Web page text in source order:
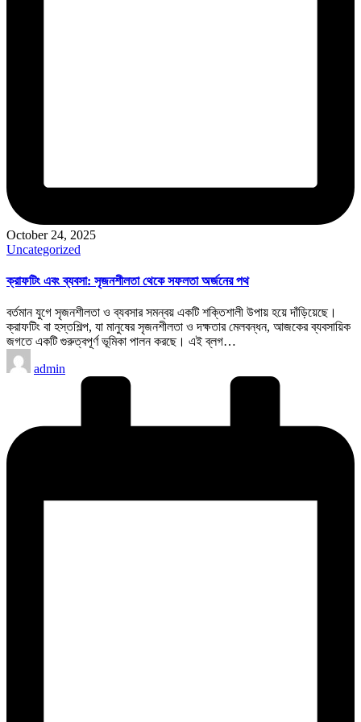
October 24, 2025
Posted
Uncategorized
ক্রাফটিং এবং ব্যবসা: সৃজনশীলতা থেকে সফলতা অর্জনের পথ
বর্তমান যুগে সৃজনশীলতা ও ব্যবসার সমন্বয় একটি শক্তিশালী উপায় হয়ে দাঁড়িয়েছে।
ক্রাফটিং বা হস্তশিল্প, যা মানুষের সৃজনশীলতা ও দক্ষতার মেলবন্ধন, আজকের ব্যবসায়িক
জগতে একটি গুরুত্বপূর্ণ ভূমিকা পালন করছে। এই ব্লগ…
Posted
by
admin